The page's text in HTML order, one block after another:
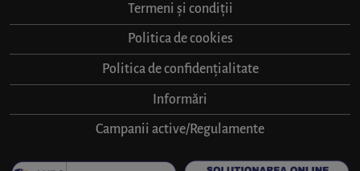
Termeni și condiții
Politica de cookies
Politica de confidențialitate
Informări
Campanii active/Regulamente